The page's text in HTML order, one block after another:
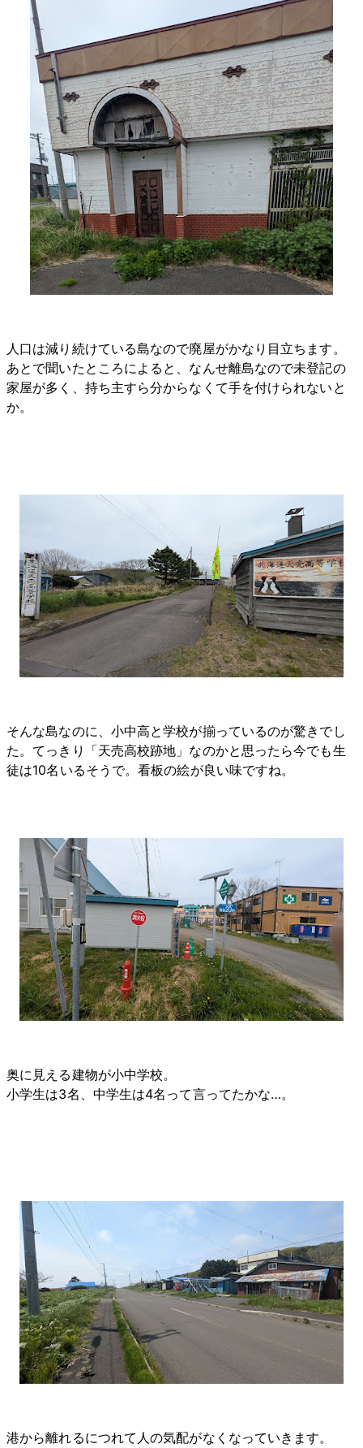
人口は減り続けている島なので廃屋がかなり目立ちます。
あとで聞いたところによると、なんせ離島なので未登記の
家屋が多く、持ち主すら分からなくて手を付けられないと
か。
そんな島なのに、小中高と学校が揃っているのが驚きでし
た。てっきり「天売高校跡地」なのかと思ったら今でも生
徒は10名いるそうで。看板の絵が良い味ですね。
奥に見える建物が小中学校。
小学生は3名、中学生は4名って言ってたかな…。
港から離れるにつれて人の気配がなくなっていきます。